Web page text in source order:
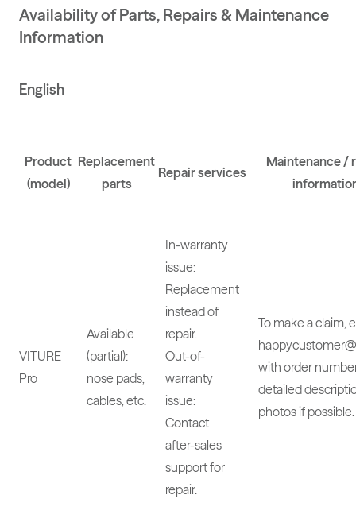
Availability of Parts, Repairs & Maintenance
Information
English
Product
(model)
Replacement
parts
Repair services
Maintenance /
VITURE
Pro
Available
(partial):
nose pads,
cables, etc.
In-warranty
issue:
Replacement
instead of
repair.
Out-of-
warranty
issue:
Contact
after-sales
support for
repair.
To make a claim,
with order
detailed
photos if possible.